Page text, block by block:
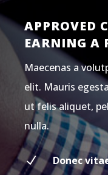
APPROVED
EARNING A
Maecenas a
elit. Mauris
ut felis aliquet,
nulla.
N
Donec